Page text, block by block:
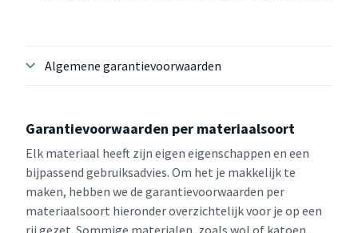
Algemene garantievoorwaarden
Garantievoorwaarden per materiaalsoort
Elk materiaal heeft zijn eigen eigenschappen en een
bijpassend gebruiksadvies. Om het je makkelijk te
maken, hebben we de garantievoorwaarden per
materiaalsoort hieronder overzichtelijk voor je op een
rij gezet. Sommige materialen, zoals wol of katoen,